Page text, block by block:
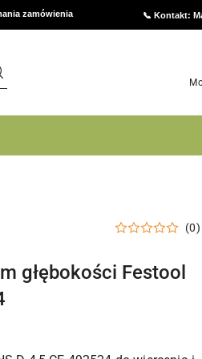
zamówienia 📞 Kontakt:
(0)
głębokości Festool